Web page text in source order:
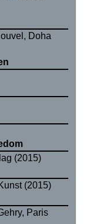
Doha
(2015)
(2015)
Paris